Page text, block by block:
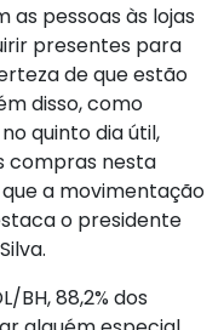
as pessoas às lojas
presentes para
de que estão
disso, como
quinto dia útil,
compras nesta
a movimentação
o presidente
BH, 88,2% dos